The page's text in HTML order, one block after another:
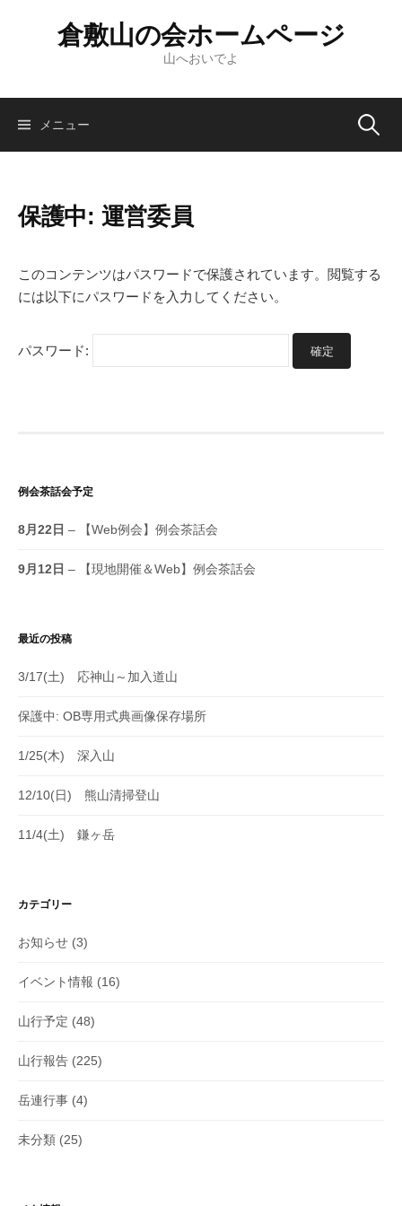
倉敷山の会ホームページ
山へおいでよ
メニュー
保護中: 運営委員
このコンテンツはパスワードで保護されています。閲覧する
には以下にパスワードを入力してください。
パスワード:
例会茶話会予定
8月22日 – 【Web例会】例会茶話会
9月12日 – 【現地開催＆Web】例会茶話会
最近の投稿
3/17(土) 応神山～加入道山
保護中: OB専用式典画像保存場所
1/25(木) 深入山
12/10(日) 熊山清掃登山
11/4(土) 鎌ヶ岳
カテゴリー
お知らせ (3)
イベント情報 (16)
山行予定 (48)
山行報告 (225)
岳連行事 (4)
未分類 (25)